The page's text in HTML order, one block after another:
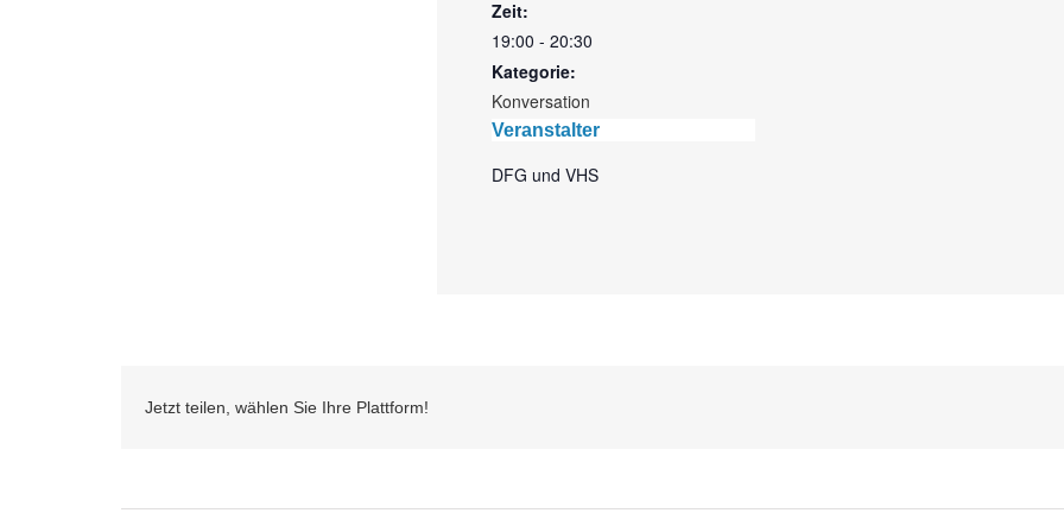
Zeit:
19:00 - 20:30
Kategorie:
Konversation
Veranstalter
DFG und VHS
Jetzt teilen, wählen Sie Ihre Plattform!